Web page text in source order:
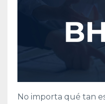
No importa qué tan